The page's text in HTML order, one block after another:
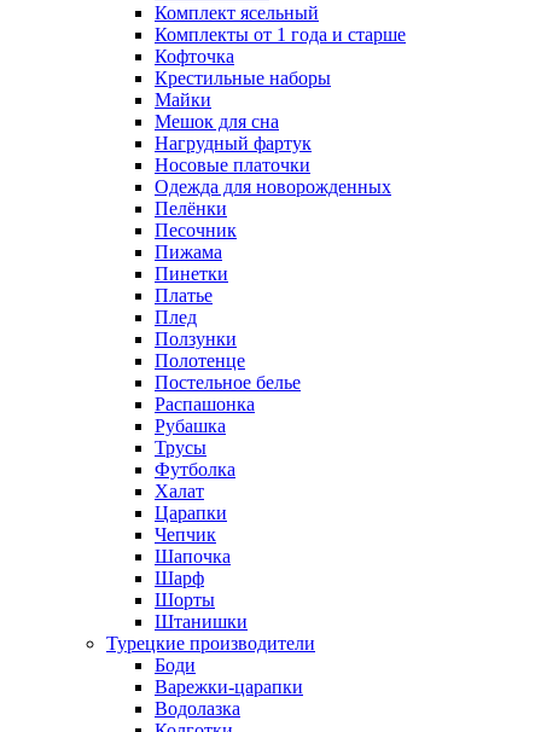
Комплект ясельный
Комплекты от 1 года и старше
Кофточка
Крестильные наборы
Майки
Мешок для сна
Нагрудный фартук
Носовые платочки
Одежда для новорожденных
Пелёнки
Песочник
Пижама
Пинетки
Платье
Плед
Ползунки
Полотенце
Постельное белье
Распашонка
Рубашка
Трусы
Футболка
Халат
Царапки
Чепчик
Шапочка
Шарф
Шорты
Штанишки
Турецкие производители
Боди
Варежки-царапки
Водолазка